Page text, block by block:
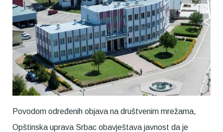
Povodom određenih objava na društvenim mrežama,
Opštinska uprava Srbac obavještava javnost da je